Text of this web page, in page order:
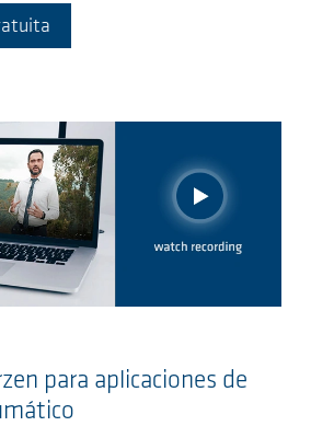
para aplicaciones de